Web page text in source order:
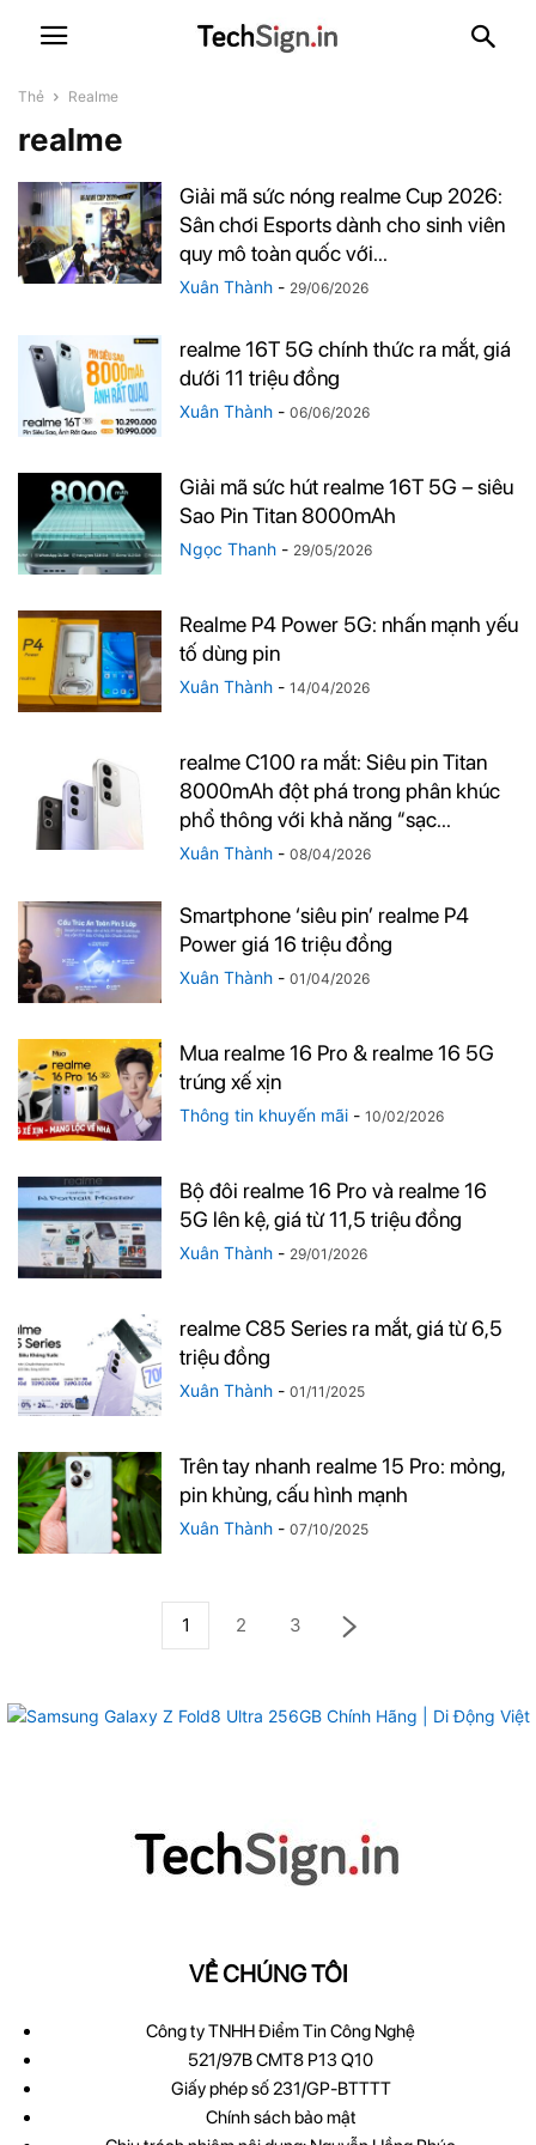
Thẻ Realme
realme
Giải mã sức nóng realme Cup 2026:
Sân chơi Esports dành cho sinh viên
quy mô toàn quốc với...
Xuân Thành - 29/06/2026
realme 16T 5G chính thức ra mắt, giá
dưới 11 triệu đồng
Xuân Thành - 06/06/2026
Giải mã sức hút realme 16T 5G – siêu
Sao Pin Titan 8000mAh
Ngọc Thanh - 29/05/2026
Realme P4 Power 5G: nhấn mạnh yếu
tố dùng pin
Xuân Thành - 14/04/2026
realme C100 ra mắt: Siêu pin Titan
8000mAh đột phá trong phân khúc
phổ thông với khả năng “sạc...
Xuân Thành - 08/04/2026
Smartphone ‘siêu pin’ realme P4
Power giá 16 triệu đồng
Xuân Thành - 01/04/2026
Mua realme 16 Pro & realme 16 5G
trúng xế xịn
Thông tin khuyến mãi - 10/02/2026
Bộ đôi realme 16 Pro và realme 16
5G lên kệ, giá từ 11,5 triệu đồng
Xuân Thành - 29/01/2026
realme C85 Series ra mắt, giá từ 6,5
triệu đồng
Xuân Thành - 01/11/2025
Trên tay nhanh realme 15 Pro: mỏng,
pin khủng, cấu hình mạnh
Xuân Thành - 07/10/2025
1 2 3
VỀ CHÚNG TÔI
Công ty TNHH Điểm Tin Công Nghệ
521/97B CMT8 P13 Q10
Giấy phép số 231/GP-BTTTT
Chính sách bảo mật